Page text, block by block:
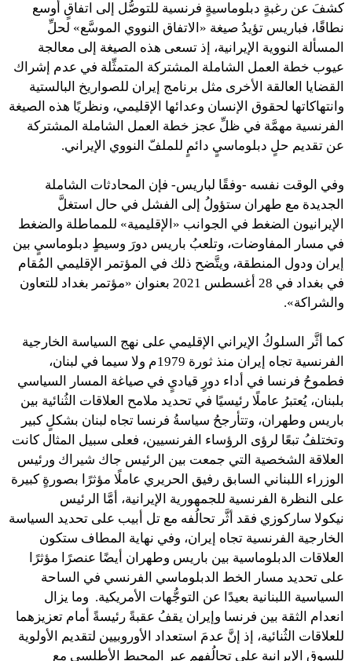
كشفَ عن رغبةٍ دبلوماسيةٍ فرنسية للتوصُّل إلى اتفاقٍ أوسع
نطاقًا، فباريس تؤيدُ صيغة «الاتفاق النووي الموسَّع» لحلِّ
المسألة النووية الإيرانية، إذ تسعى هذه الصيغة إلى معالجة
عيوب خطة العمل الشاملة المشتركة المتمثِّلة في عدم إشراك
القضايا العالقة الأخرى مثل برنامج إيران للصواريخ البالستية
وانتهاكاتها لحقوق الإنسان وعدائها الإقليمي، ونظريًا هذه الصيغة
الفرنسية مهمَّة في ظلِّ عجز خطة العمل الشاملة المشتركة
عن تقديم حلٍ دبلوماسيٍ دائمٍ للملفّ النووي الإيراني.
وفي الوقت نفسه -وفقًا لباريس- فإن المحادثات الشاملة
الجديدة مع طهران ستؤولُ إلى الفشل في حال استغلَّ
الإيرانيون الضغط في الجوانب «الإقليمية» للمماطلة والضغط
في مسار المفاوضات، وتلعبُ باريس دورَ وسيطٍ دبلوماسيٍ بين
إيران ودول المنطقة، ويتَّضح ذلك في المؤتمر الإقليمي المُقام
في بغداد في 28 أغسطس 2021 بعنوان «مؤتمر بغداد للتعاون
والشراكة».
كما أثَّر السلوكُ الإيراني الإقليمي على نهج السياسة الخارجية
الفرنسية تجاه إيران منذ ثورة 1979م ولا سيما في لبنان،
فطموحُ فرنسا في أداء دورٍ قياديٍ في صياغة المسار السياسي
بلبنان، يُعتبرُ عاملًا رئيسيًا في تحديد ملامح العلاقات الثُنائية بين
باريس وطهران، وتتأرجحُ سياسةُ فرنسا تجاه لبنان بشكلٍ كبير
وتختلفُ تبعًا لرؤى الرؤساء الفرنسيين، فعلى سبيل المثال كانت
العلاقة الشخصية التي جمعت بين الرئيس جاك شيراك ورئيس
الوزراء اللبناني السابق رفيق الحريري عاملًا مؤثرًا بصورةٍ كبيرة
على النظرة الفرنسية للجمهورية الإيرانية، أمَّا الرئيس
نيكولا ساركوزي فقد أثَّر تحالُفه مع تل أبيب على تحديد السياسة
الخارجية الفرنسية تجاه إيران، وفي نهاية المطاف ستكون
العلاقات الدبلوماسية بين باريس وطهران أيضًا عنصرًا مؤثرًا
على تحديد مسار الخط الدبلوماسي الفرنسي في الساحة
السياسية اللبنانية بعيدًا عن التوجُّهات الأمريكية. وما يزال
انعدام الثقة بين فرنسا وإيران يقفُ عقبةً رئيسةً أمام تعزيزهما
للعلاقات الثُنائية، إذ إنَّ عدمَ استعداد الأوروبيين لتقديم الأولوية
للسوق الإيرانية على تحالُفهم عبر المحيط الأطلسي مع